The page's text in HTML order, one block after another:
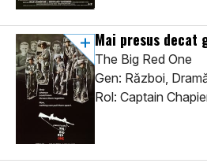
Mai presus decat
The Big Red One
Gen: Război,
Rol: Captain